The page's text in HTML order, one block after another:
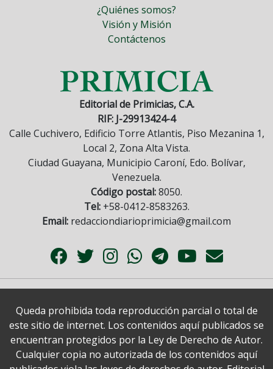
¿Quiénes somos?
Visión y Misión
Contáctenos
Editorial de Primicias, C.A.
RIF: J-29913424-4
Calle Cuchivero, Edificio Torre Atlantis, Piso Mezanina 1,
Local 2, Zona Alta Vista.
Ciudad Guayana, Municipio Caroní, Edo. Bolívar,
Venezuela.
Código postal:8050.
Tel:+58-0412-8583263.
Email: redacciondiarioprimicia@gmail.com
Queda prohibida toda reproducción parcial o total de
este sitio de internet. Los contenidos aquí publicados se
encuentran protegidos por la Ley de Derecho de Autor.
Cualquier copia no autorizada de los contenidos aquí